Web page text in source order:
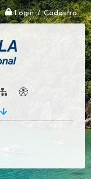
Login / Cadastro